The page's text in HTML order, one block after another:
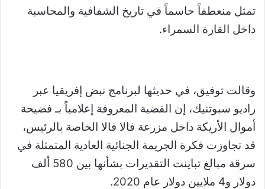
تمثل منعطفاً حاسماً في تاريخ الشفافية والمحاسبة
داخل القارة السمراء.
وقالت توفيق، في حديثها لبرنامج نبض إفريقيا عبر
راديو سبوتنيك، إن القضية المعروفة إعلامياً بـ فضيحة
أموال الأريكة داخل مزرعة فالا فالا الخاصة بالرئيس،
قد تجاوزت فكرة الجريمة الجنائية العادية المتمثلة في
سرقة مبالغ تباينت التقديرات بشأنها بين 580 ألف
دولار و4 ملايين دولار عام 2020.